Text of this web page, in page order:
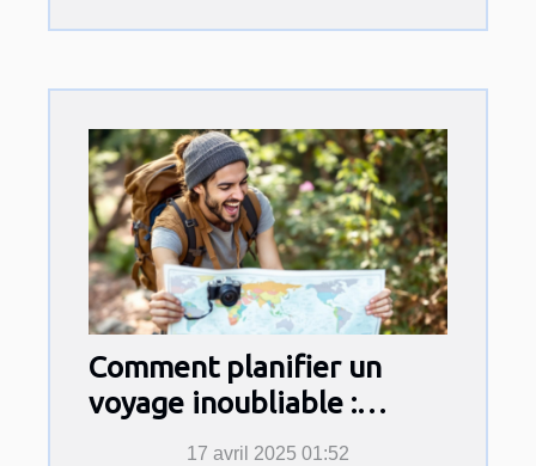
Comment planifier un
voyage inoubliable :
Astuces et inspirations
17 avril 2025 01:52